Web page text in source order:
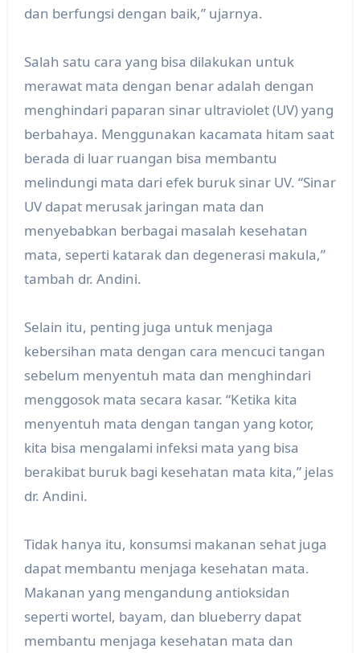
dan berfungsi dengan baik,” ujarnya.
Salah satu cara yang bisa dilakukan untuk
merawat mata dengan benar adalah dengan
menghindari paparan sinar ultraviolet (UV) yang
berbahaya. Menggunakan kacamata hitam saat
berada di luar ruangan bisa membantu
melindungi mata dari efek buruk sinar UV. “Sinar
UV dapat merusak jaringan mata dan
menyebabkan berbagai masalah kesehatan
mata, seperti katarak dan degenerasi makula,”
tambah dr. Andini.
Selain itu, penting juga untuk menjaga
kebersihan mata dengan cara mencuci tangan
sebelum menyentuh mata dan menghindari
menggosok mata secara kasar. “Ketika kita
menyentuh mata dengan tangan yang kotor,
kita bisa mengalami infeksi mata yang bisa
berakibat buruk bagi kesehatan mata kita,” jelas
dr. Andini.
Tidak hanya itu, konsumsi makanan sehat juga
dapat membantu menjaga kesehatan mata.
Makanan yang mengandung antioksidan
seperti wortel, bayam, dan blueberry dapat
membantu menjaga kesehatan mata dan